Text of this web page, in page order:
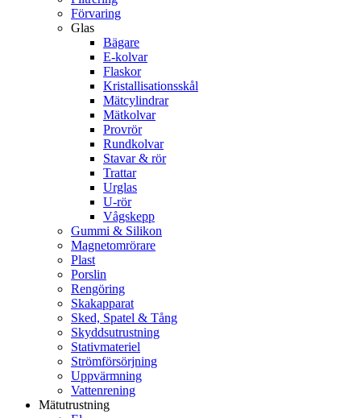
Förvaring
Glas
Bägare
E-kolvar
Flaskor
Kristallisationsskål
Mätcylindrar
Mätkolvar
Provrör
Rundkolvar
Stavar & rör
Trattar
Urglas
U-rör
Vågskepp
Gummi & Silikon
Magnetomrörare
Plast
Porslin
Rengöring
Skakapparat
Sked, Spatel & Tång
Skyddsutrustning
Stativmateriel
Strömförsörjning
Uppvärmning
Vattenrening
Mätutrustning